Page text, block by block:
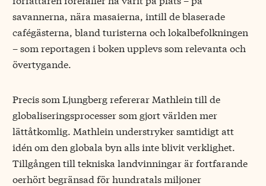
savannerna, nära masaierna, intill de blaserade
cafégästerna, bland turisterna och lokalbefolkningen
– som reportagen i boken upplevs som relevanta och
övertygande.
Precis som Ljungberg refererar Mathlein till de
globaliseringsprocesser som gjort världen mer
lättåtkomlig. Mathlein understryker samtidigt att
idén om den globala byn alls inte blivit verklighet.
Tillgången till tekniska landvinningar är fortfarande
oerhört begränsad för hundratals miljoner